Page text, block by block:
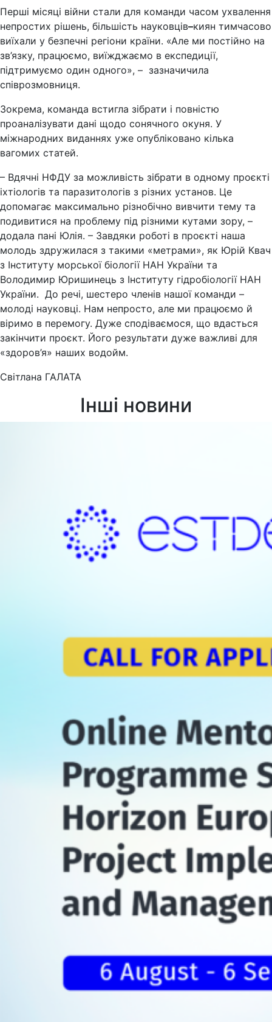
Перші місяці війни стали для команди часом ухвалення
непростих рішень, більшість науковців–киян тимчасово
виїхали у безпечні регіони країни. «Але ми постійно на
зв’язку, працюємо, виїжджаємо в експедиції,
підтримуємо один одного», – зазначичила
співрозмовниця.
Зокрема, команда встигла зібрати і повністю
проаналізувати дані щодо сонячного окуня. У
міжнародних виданнях уже опубліковано кілька
вагомих статей.
– Вдячні НФДУ за можливість зібрати в одному проєкті
іхтіологів та паразитологів з різних установ. Це
допомагає максимально різнобічно вивчити тему та
подивитися на проблему під різними кутами зору, –
додала пані Юлія. – Завдяки роботі в проєкті наша
молодь здружилася з такими «метрами», як Юрій Квач
з Інституту морської біології НАН України та
Володимир Юришинець з Інституту гідробіології НАН
України. До речі, шестеро членів нашої команди –
молоді науковці. Нам непросто, але ми працюємо й
віримо в перемогу. Дуже сподіваємося, що вдасться
закінчити проєкт. Його результати дуже важливі для
«здоров’я» наших водойм.
Світлана ГАЛАТА
Інші новини